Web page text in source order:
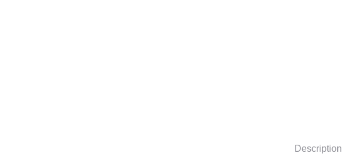
Description